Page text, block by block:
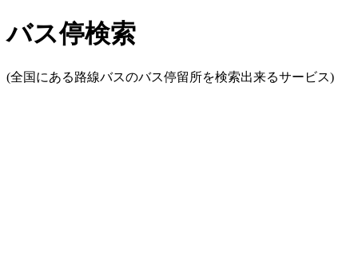
バス停検索
(全国にある路線バスのバス停留所を検索出来るサービス)